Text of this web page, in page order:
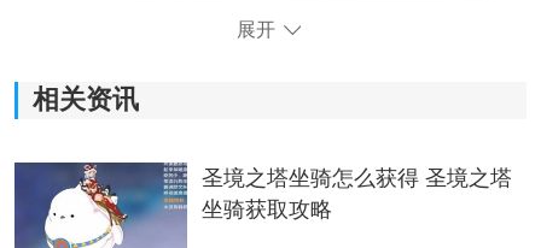
展开
相关资讯
圣境之塔坐骑怎么获得 圣境之塔
坐骑获取攻略